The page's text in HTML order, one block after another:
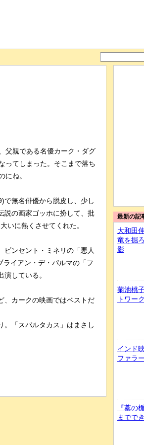
父親である名優カーク・ダグ
ってしまった。そこまで落ち
にね。
無名俳優から脱皮し、少し
説の画家ゴッホに扮して、批
いに熱くさせてくれた。
ンセント・ミネリの「悪人
イアン・デ・パルマの「フ
している。
カークの映画ではベストだ
「スパルタカス」はまさし
最新の記
大和田
竜を掘
影
菊池桃
トワー
インド
ファラ
『藁の
までで